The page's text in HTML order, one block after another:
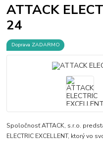
ATTACK
24
Doprava ZADARMO
Spoločnosť ATTACK, s.r.o.
ELECTRIC EXCELLENT, ktorý vo